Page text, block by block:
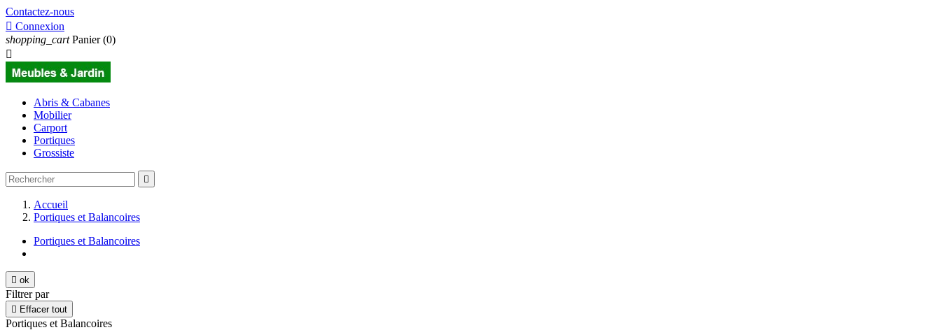
Contactez-nous
 Connexion
shopping_cart Panier (0)

Abris & Cabanes
Mobilier
Carport
Portiques
Grossiste

Accueil
Portiques et Balancoires
Portiques et Balancoires
 ok
Filtrer par
 Effacer tout
Portiques et Balancoires